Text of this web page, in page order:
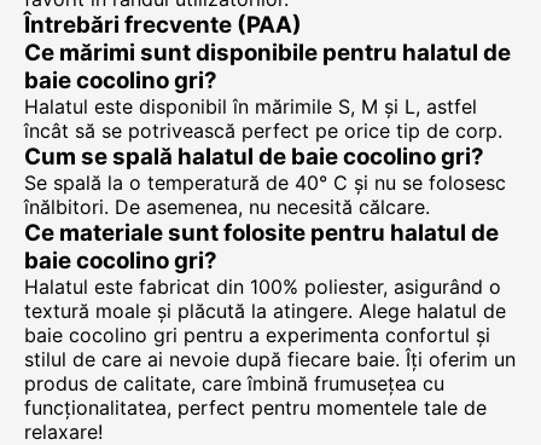
Întrebări frecvente (PAA)
Ce mărimi sunt disponibile pentru halatul de
baie cocolino gri?
Halatul este disponibil în mărimile S, M și L, astfel
încât să se potrivească perfect pe orice tip de corp.
Cum se spală halatul de baie cocolino gri?
Se spală la o temperatură de 40° C și nu se folosesc
înălbitori. De asemenea, nu necesită călcare.
Ce materiale sunt folosite pentru halatul de
baie cocolino gri?
Halatul este fabricat din 100% poliester, asigurând o
textură moale și plăcută la atingere. Alege halatul de
baie cocolino gri pentru a experimenta confortul și
stilul de care ai nevoie după fiecare baie. Îți oferim un
produs de calitate, care îmbină frumusețea cu
funcționalitatea, perfect pentru momentele tale de
relaxare!